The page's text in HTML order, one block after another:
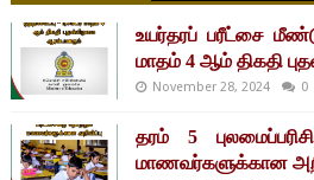
உயர்தரப் பரீட்சை
மாதம் 4 ஆம் திகதி
November 28, 2024 0
தரம் 5
மாணவர்களுக்கான